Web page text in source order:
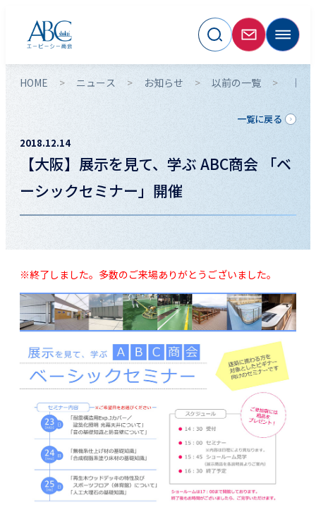
HOME ニュース お知らせ 以前の一覧 【
2018.12.14
【大阪】展示を見て、学ぶ ABC商会 「ベ
ーシックセミナー」開催
一覧に戻る
※終了しました。多数のご来場ありがとうございました。